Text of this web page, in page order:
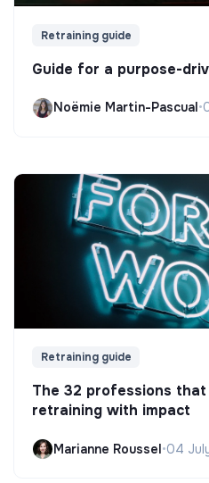
Retraining guide
Guide for a purpose-
Noëmie Martin-Pascual•
Retraining guide
The 32 professions
retraining with impact
Marianne Roussel•04